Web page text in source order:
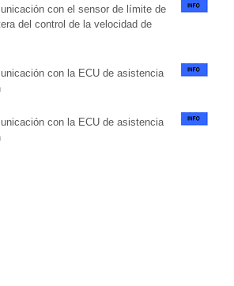
con el sensor de límite de
del control de la velocidad de
con la ECU de asistencia
con la ECU de asistencia